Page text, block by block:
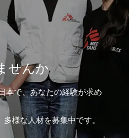
せんか
本で、あなたの経験が求め
様な人材を募集中です。